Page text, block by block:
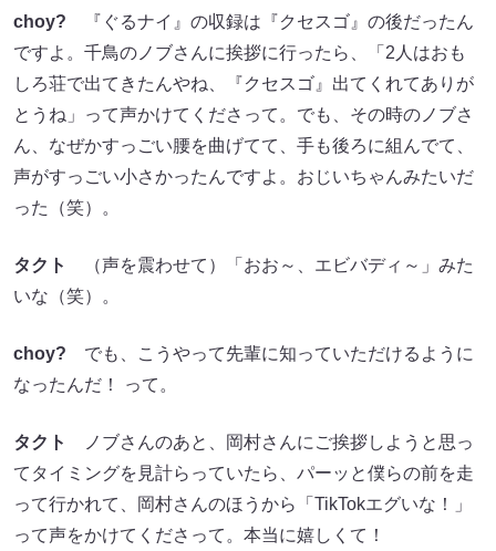
choy? 『ぐるナイ』の収録は『クセスゴ』の後だったん
ですよ。千鳥のノブさんに挨拶に行ったら、「2人はおも
しろ荘で出てきたんやね、『クセスゴ』出てくれてありが
とうね」って声かけてくださって。でも、その時のノブさ
ん、なぜかすっごい腰を曲げてて、手も後ろに組んでて、
声がすっごい小さかったんですよ。おじいちゃんみたいだ
った（笑）。
タクト
（声を震わせて）「おお～、エビバディ～」みた
いな（笑）。
choy? でも、こうやって先輩に知っていただけるように
なったんだ！ って。
タクト
ノブさんのあと、岡村さんにご挨拶しようと思っ
てタイミングを見計らっていたら、パーッと僕らの前を走
って行かれて、岡村さんのほうから「TikTokエグいな！」
って声をかけてくださって。本当に嬉しくて！